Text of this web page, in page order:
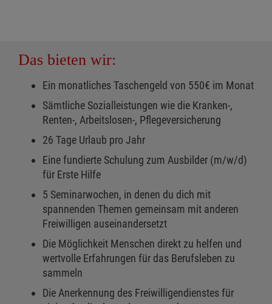
Das bieten wir:
Ein monatliches Taschengeld von 550€ im Monat
Sämtliche Sozialleistungen wie die Kranken-,
Renten-, Arbeitslosen-, Pflegeversicherung
26 Tage Urlaub pro Jahr
Eine fundierte Schulung zum Ausbilder (m/w/d)
für Erste Hilfe
5 Seminarwochen, in denen du dich mit
spannenden Themen gemeinsam mit anderen
Freiwilligen auseinandersetzt
Die Möglichkeit Menschen direkt zu helfen und
wertvolle Erfahrungen für das Berufsleben zu
sammeln
Die Anerkennung des Freiwilligendienstes für